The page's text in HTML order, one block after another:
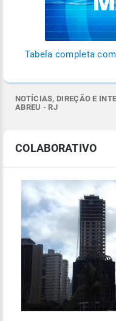
Tabela completa
NOTÍCIAS, DIREÇÃO E
ABREU - RJ
COLABORATIVO